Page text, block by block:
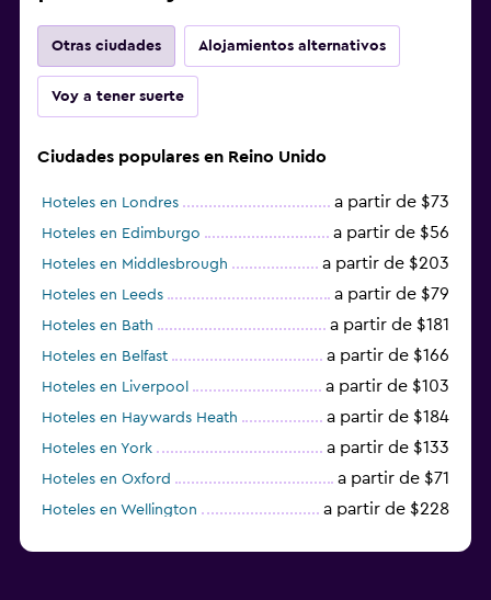
Otras ciudades Alojamientos alternativos
Voy a tener suerte
Ciudades populares en Reino Unido
Hoteles en Londres a partir de $73
Hoteles en Edimburgo a partir de $56
Hoteles en Middlesbrough a partir de $203
Hoteles en Leeds a partir de $79
Hoteles en Bath a partir de $181
Hoteles en Belfast a partir de $166
Hoteles en Liverpool a partir de $103
Hoteles en Haywards Heath a partir de $184
Hoteles en York a partir de $133
Hoteles en Oxford a partir de $71
Hoteles en Wellington a partir de $228